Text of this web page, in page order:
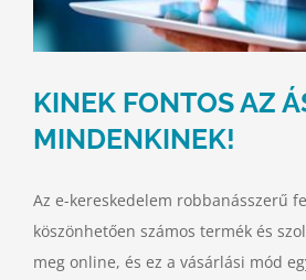
KINEK FONTOS AZ
MINDENKINEK!
Az e-kereskedelem robbanásszerű
köszönhetően számos termék és
meg online, és ez a vásárlási mód